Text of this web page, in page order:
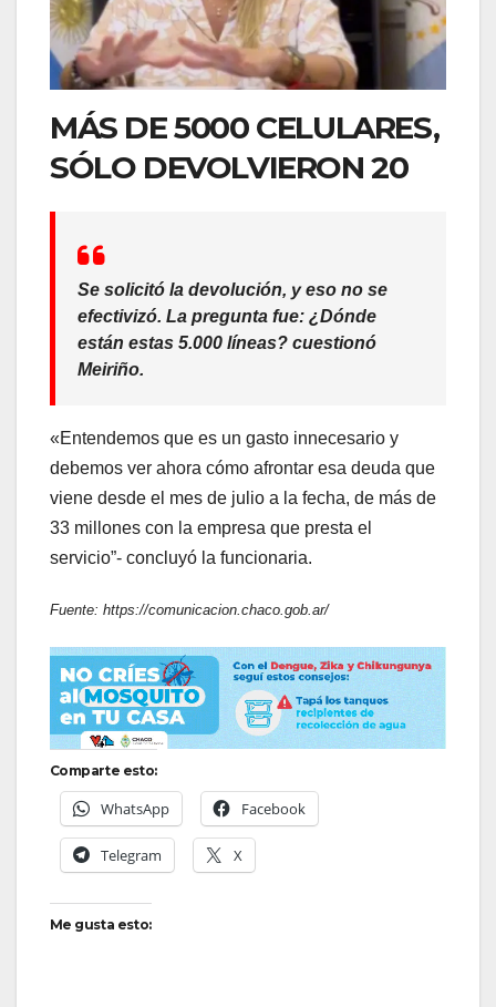
MÁS DE 5000 CELULARES,
SÓLO DEVOLVIERON 20
Se solicitó la devolución, y eso no se
efectivizó. La pregunta fue: ¿Dónde
están estas 5.000 líneas? cuestionó
Meiriño.
«Entendemos que es un gasto innecesario y
debemos ver ahora cómo afrontar esa deuda que
viene desde el mes de julio a la fecha, de más de
33 millones con la empresa que presta el
servicio”- concluyó la funcionaria.
Fuente: https://comunicacion.chaco.gob.ar/
Comparte esto:
WhatsApp Facebook
Telegram X
Me gusta esto: